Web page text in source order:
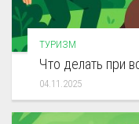
ТУРИЗМ
Что делать при
04.11.2025